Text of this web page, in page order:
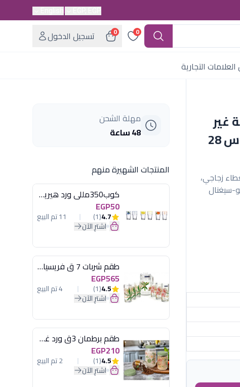
0
0
تسجيل الدخول
التجارية
غير
لاصقة مع غطاء زجاجي - مقاس 28
عميقة مقاس 28 سم بغطاء زجاجي،
سيغنال
مهلة الشحن
48 ساعة
المنتجات الشهيرة منهم
كوب350مللى ورد هيريفين
EGP50
4.7
(1) 11 تم البيع
اشترِ الآن
طقم شربات 7 ق فريسيا لومينارك
EGP565
4.5
(1) 4 تم البيع
اشترِ الآن
طقم برطمان 3ق ورد غطاء مينت جرين هيريفين
EGP210
4.5
(1) 2 تم البيع
اشترِ الآن